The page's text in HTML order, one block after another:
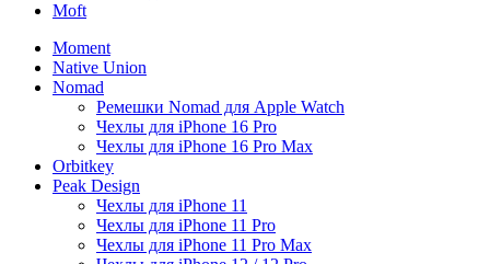
Moft
Moment
Native Union
Nomad
Ремешки Nomad для Apple Watch
Чехлы для iPhone 16 Pro
Чехлы для iPhone 16 Pro Max
Orbitkey
Peak Design
Чехлы для iPhone 11
Чехлы для iPhone 11 Pro
Чехлы для iPhone 11 Pro Max